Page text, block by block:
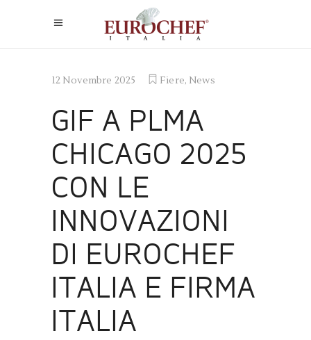
12 Novembre 2025 Fiere, News
GIF A PLMA
CHICAGO 2025
CON LE
INNOVAZIONI
DI EUROCHEF
ITALIA E FIRMA
ITALIA